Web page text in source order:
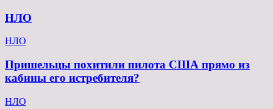
НЛО
НЛО
Пришельцы похитили пилота США прямо из
кабины его истребителя?
НЛО